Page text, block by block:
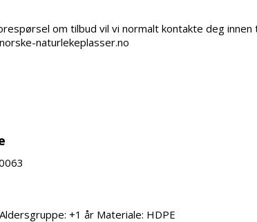
om tilbud vil vi normalt kontakte deg
naturlekeplasser.no
+1 år Materiale: HDPE